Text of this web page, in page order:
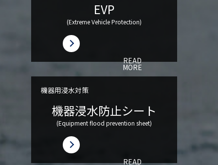
EVP
(Extreme Vehicle Protection)
READ
MORE
機器用浸水対策
機器浸水防止シート
(Equipment flood prevention sheet)
READ